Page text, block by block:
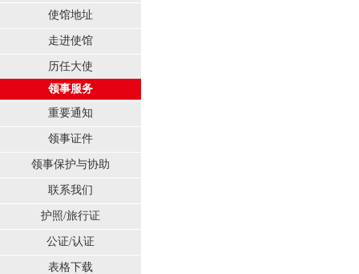
使馆地址
走进使馆
历任大使
领事服务
重要通知
领事证件
领事保护与协助
联系我们
护照/旅行证
公证/认证
表格下载